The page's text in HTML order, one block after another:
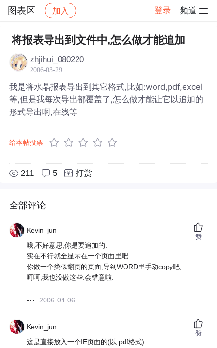
图表区 加入 登录 频道
社区 图表区 帖子详情
将报表导出到文件中,怎么做才能追加
zhjihui_080220
2006-03-29
我是将水晶报表导出到其它格式,比如:word,pdf,excel
等,但是我每次导出都覆盖了,怎么做才能让它以追加的
形式导出啊,在线等
给本帖投票
211 5 打赏
全部评论
Kevin_jun
哦,不好意思,你是要追加的.
实在不行就全显示在一个页面里吧.
你做一个类似翻页的页面,导到WORD里手动copy吧,
呵呵,我也没做这些.会错意啦.
2006-04-06
赞
Kevin_jun
这是直接放入一个IE页面的(以.pdf格式)
赞